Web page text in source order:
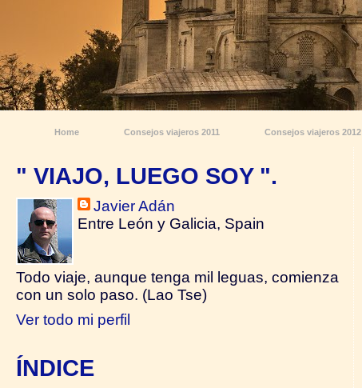
Home Consejos viajeros 2011 Consejos viajeros 2012
" VIAJO, LUEGO SOY ".
Javier Adán
Entre León y Galicia, Spain
Todo viaje, aunque tenga mil leguas, comienza
con un solo paso. (Lao Tse)
Ver todo mi perfil
ÍNDICE